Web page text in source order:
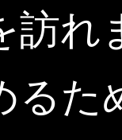
訪れ
るた